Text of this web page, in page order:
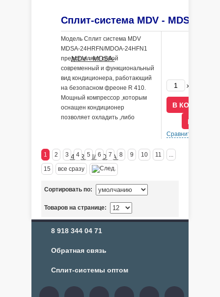
Модель Сплит система MDV
MDSA-24HRFN/MDOA-24HFN1
представляет собой
современный и функциональный
вид кондиционера, работающий
на безопасном фреоне R 410.
Мощный компрессор ,которым
оснащен кондиционер
позволяет охладить ,либо
ввода стандартных данных, где
высота потолков не превышает
3 метров, а ширина оконных
проемов не более 2 метров, при
толщине стен от 30 см до
1метра.
x
В
Сравнить
1 2 3 4 5 6 7 8 9 10 11 ...
15 все сразу
Сортировать по:
Товаров на странице:
8 918 344 04 71
Обратная связь
Сплит-системы оптом